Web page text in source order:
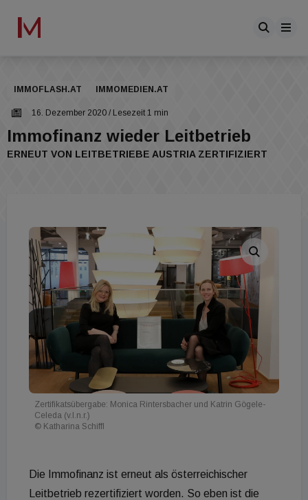
IMMOFLASH.AT IMMOMEDIEN.AT
16. Dezember 2020 / Lesezeit 1 min
Immofinanz wieder Leitbetrieb
ERNEUT VON LEITBETRIEBE AUSTRIA ZERTIFIZIERT
Zertifikatsübergabe: Monica Rintersbacher und Katrin Gögele-
Celeda (v.l.n.r.)
© Katharina Schiffl
Die Immofinanz ist erneut als österreichischer
Leitbetrieb rezertifiziert worden. So eben ist die